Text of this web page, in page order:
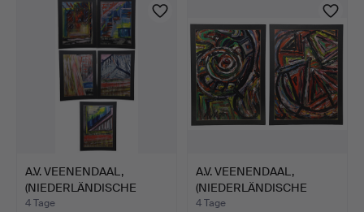
A.V. VEENENDAAL,
(NIEDERLÄNDISCHE
SCHULE D…
4 Tage
A.V. VEENENDAAL,
(NIEDERLÄNDISCHE
SCHULE D…
4 Tage